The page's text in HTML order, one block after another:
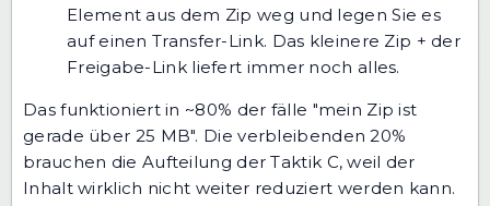
Element aus dem Zip weg und legen Sie es
auf einen Transfer-Link. Das kleinere Zip + der
Freigabe-Link liefert immer noch alles.
Das funktioniert in ~80% der fälle "mein Zip ist
gerade über 25 MB". Die verbleibenden 20%
brauchen die Aufteilung der Taktik C, weil der
Inhalt wirklich nicht weiter reduziert werden kann.